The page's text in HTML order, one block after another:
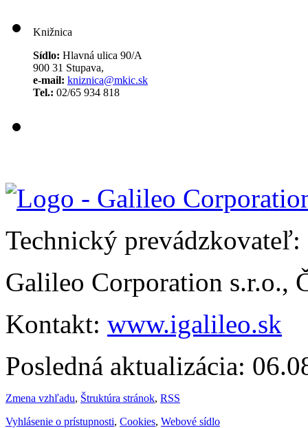
Knižnica
Sídlo: Hlavná ulica 90/A
900 31 Stupava,
e-mail: kniznica@mkic.sk
Tel.: 02/65 934 818
Technický prevádzkovateľ:
Galileo Corporation s.r.o.,
Kontakt: www.igalileo.sk
Posledná aktualizácia:
Zmena vzhľadu, Štruktúra stránok, RSS
Vyhlásenie o prístupnosti, Cookies, Webové sídlo